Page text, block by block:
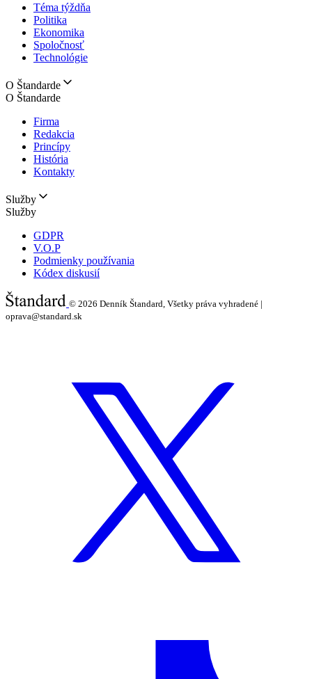
Téma týždňa
Politika
Ekonomika
Spoločnosť
Technológie
O Štandarde
O Štandarde
Firma
Redakcia
Princípy
História
Kontakty
Služby
Služby
GDPR
V.O.P
Podmienky používania
Kódex diskusií
© 2026 Denník Štandard, Všetky práva vyhradené |
oprava@standard.sk